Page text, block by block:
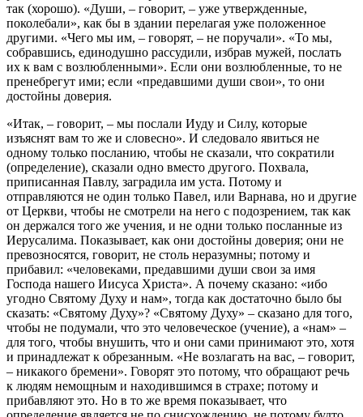
так (хорошо). «Души, – говорит, – уже утвержденные,
поколебали», как бы в здании перелагая уже положенное
другими. «Чего мы им, – говорят, – не поручали». «То мы,
собравшись, единодушно рассудили, избрав мужей, послать
их к вам с возлюбленными». Если они возлюбленные, то не
пренебрегут ими; если «предавшими души свои», то они
достойны доверия.
«Итак, – говорит, – мы послали Иуду и Силу, которые
изъяснят вам то же и словесно». И следовало явиться не
одному только посланию, чтобы не сказали, что сократили
(определение), сказали одно вместо дру­гого. Похвала,
приписанная Павлу, заградила им уста. Потому и
отправляются не один только Павел, или Варнава, но и другие
от Церкви, чтобы не смотрели на него с подозрением, так как
он держался того же учения, и не одни только по­сланные из
Иерусалима. Показывает, как они достойны доверия; они не
превозносятся, говорит, не столь неразумны; потому и
прибавил: «человеками, предавшими души свои за имя
Господа нашего Иисуса Христа». А почему сказано: «ибо
угодно Святому Духу и нам», тогда как достаточно было бы
сказать: «Святому Духу»? «Святому Духу» – сказано для того,
чтобы не подумали, что это чело­веческое (учение), а «нам» –
для того, чтобы внушить, что и они сами принимают это, хотя
и принадлежат к обрезанным. «Не возлагать на вас, – говорит,
– никакого бремени». Говорят это потому, что обращают речь
к людям немощным и на­ходившимся в страхе; потому и
прибавляют это. Но в то же время показывает, что